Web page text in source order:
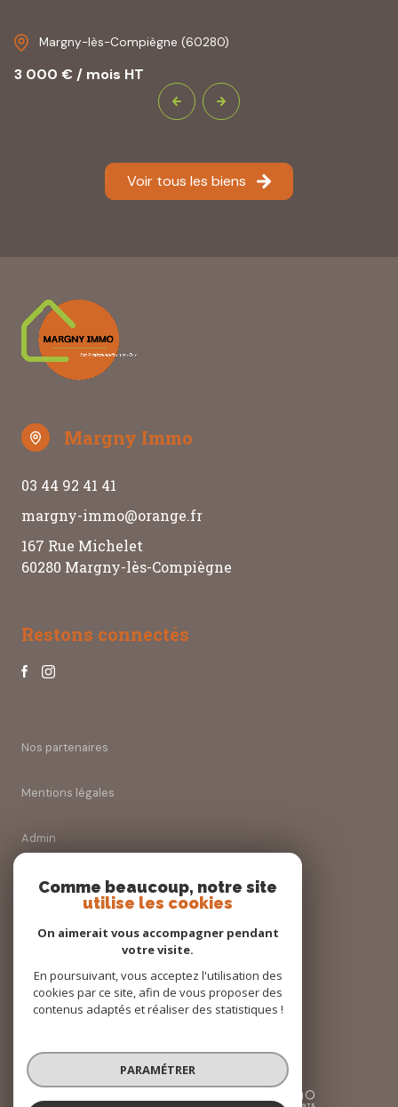
Margny-lès-Compiègne (60280)
3 000 € / mois HT
Voir tous les biens
Margny Immo
03 44 92 41 41
margny-immo@orange.fr
167 Rue Michelet
60280 Margny-lès-Compiègne
Restons connectés
Nos partenaires
Mentions légales
Admin
Nos honoraires
Politique RGPD
Cookies
Réalisé par
Comme beaucoup, notre site
utilise les cookies
On aimerait vous accompagner pendant
votre visite.
En poursuivant, vous acceptez l'utilisation des
cookies par ce site, afin de vous proposer des
contenus adaptés et réaliser des statistiques !
PARAMÉTRER